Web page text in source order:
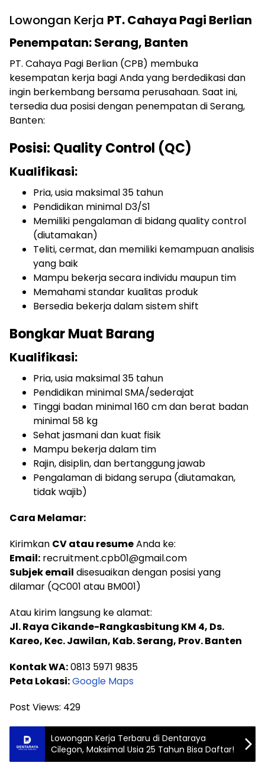
Lowongan Kerja PT. Cahaya Pagi Berlian
Penempatan: Serang, Banten
PT. Cahaya Pagi Berlian (CPB) membuka
kesempatan kerja bagi Anda yang berdedikasi dan
ingin berkembang bersama perusahaan. Saat ini,
tersedia dua posisi dengan penempatan di Serang,
Banten:
Posisi: Quality Control (QC)
Kualifikasi:
Pria, usia maksimal 35 tahun
Pendidikan minimal D3/S1
Memiliki pengalaman di bidang quality control
(diutamakan)
Teliti, cermat, dan memiliki kemampuan analisis
yang baik
Mampu bekerja secara individu maupun tim
Memahami standar kualitas produk
Bersedia bekerja dalam sistem shift
Bongkar Muat Barang
Kualifikasi:
Pria, usia maksimal 35 tahun
Pendidikan minimal SMA/sederajat
Tinggi badan minimal 160 cm dan berat badan
minimal 58 kg
Sehat jasmani dan kuat fisik
Mampu bekerja dalam tim
Rajin, disiplin, dan bertanggung jawab
Pengalaman di bidang serupa (diutamakan,
tidak wajib)
Cara Melamar:
Kirimkan CV atau resumeAnda ke:
Email: recruitment.cpb01@gmail.com
Subjek email disesuaikan dengan posisi yang
dilamar (QC001 atau BM001)
Atau kirim langsung ke alamat:
Jl. Raya Cikande-Rangkasbitung KM 4, Ds.
Kareo, Kec. Jawilan, Kab. Serang, Prov. Banten
Kontak WA:0813 5971 9835
Peta Lokasi:Google Maps
Post Views: 429
Lowongan Kerja Terbaru di Dentaraya
Cilegon, Maksimal Usia 25 Tahun Bisa Daftar!